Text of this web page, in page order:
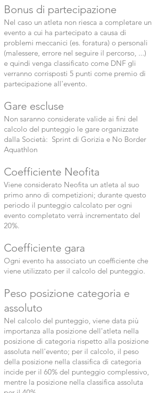
Bonus di partecipazione
Nel caso un atleta non riesca a completare un
evento a cui ha partecipato a causa di
problemi meccanici (es. foratura) o personali
(malessere, errore nel seguire il percorso, ...)
e quindi venga classificato come DNF gli
verranno corrisposti 5 punti come premio di
partecipazione all'evento.
Gare escluse
Non saranno considerate valide ai fini del
calcolo del punteggio le gare organizzate
dalla Società: Sprint di Gorizia e No Border
Aquathlon
Coefficiente Neofita
Viene considerato Neofita un atleta al suo
primo anno di competizioni; durante questo
periodo il punteggio calcolato per ogni
evento completato verrà incrementato del
20%.
Coefficiente gara
Ogni evento ha associato un coefficiente che
viene utilizzato per il calcolo del punteggio.
Peso posizione categoria e
assoluto
Nel calcolo del punteggio, viene data più
importanza alla posizione dell'atleta nella
posizione di categoria rispetto alla posizione
assoluta nell'evento; per il calcolo, il peso
della posizione nella classifica di categoria
incide per il 60% del punteggio complessivo,
mentre la posizione nella classifica assoluta